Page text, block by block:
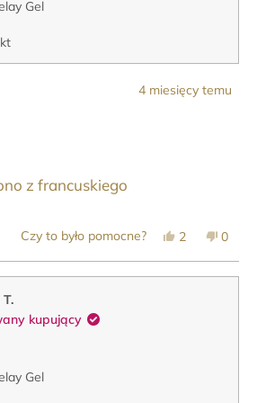
Gel
4 miesięcy temu
z francuskiego
Czy to było pomocne? Tak,
opinia
od
2
zagłosowały
na
Nie,
opinia
od
0
na
kupujący
Gel